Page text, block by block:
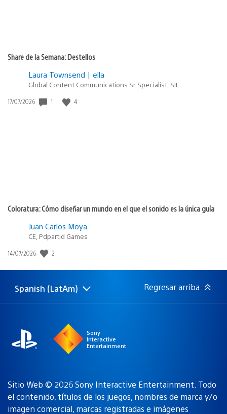
Share de la Semana: Destellos
Laura Townsend | ella
Global Content Communications Sr. Specialist, SIE
Fecha
17/07/2026 1 4
Coloratura: Cómo diseñar un mundo en el que el sonido es la única guía
Juan Carlos Moya
CE, Pdpartid Games
Fecha
publicación:
14/07/2026 2
Elige
una
Región
actual:
Spanish (LatAm) Regresar arriba
Sony
Interactive
Entertainment
Sitio Web © 2026 Sony Interactive Entertainment. Todo
el contenido, títulos de los juegos, nombres de marca y/o
imagen comercial, marcas registradas e imágenes